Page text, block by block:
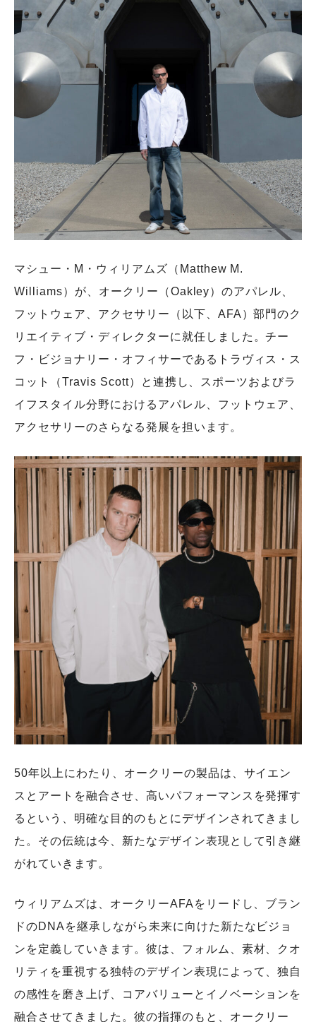
マシュー・M・ウィリアムズ（Matthew M.
Williams）が、オークリー（Oakley）のアパレル、
フットウェア、アクセサリー（以下、AFA）部門のク
リエイティブ・ディレクターに就任しました。チー
フ・ビジョナリー・オフィサーであるトラヴィス・ス
コット（Travis Scott）と連携し、スポーツおよびラ
イフスタイル分野におけるアパレル、フットウェア、
アクセサリーのさらなる発展を担います。
50年以上にわたり、オークリーの製品は、サイエン
スとアートを融合させ、高いパフォーマンスを発揮す
るという、明確な目的のもとにデザインされてきまし
た。その伝統は今、新たなデザイン表現として引き継
がれていきます。
ウィリアムズは、オークリーAFAをリードし、ブラン
ドのDNAを継承しながら未来に向けた新たなビジョ
ンを定義していきます。彼は、フォルム、素材、クオ
リティを重視する独特のデザイン表現によって、独自
の感性を磨き上げ、コアバリューとイノベーションを
融合させてきました。彼の指揮のもと、オークリー